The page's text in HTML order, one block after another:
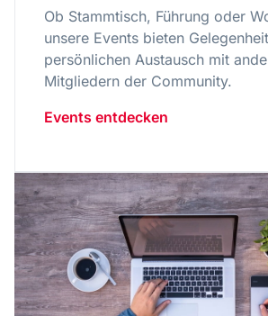
Ob Stammtisch, Führung oder
unsere Events bieten
persönlichen Austausch mit
Mitgliedern der Community.
Events entdecken